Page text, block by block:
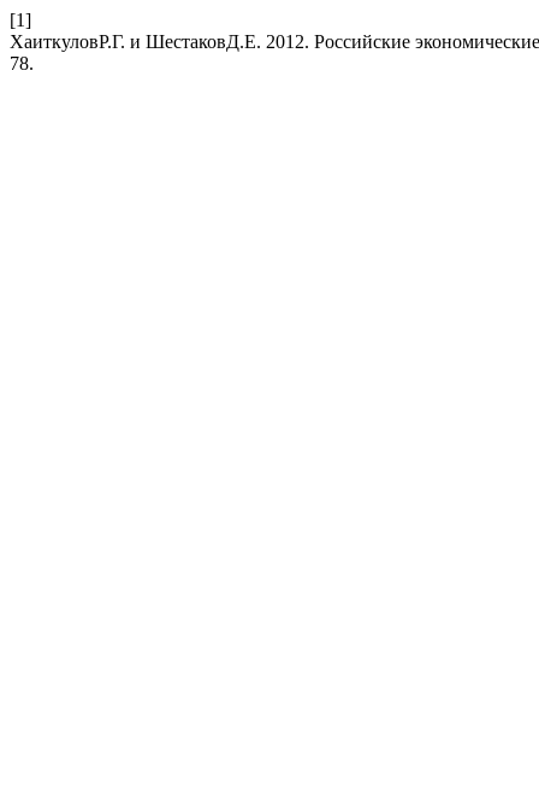
[1]
ХаиткуловР.Г. и ШестаковД.Е. 2012. Российские
78.